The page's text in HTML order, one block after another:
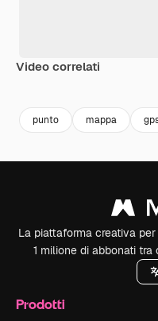
Video correlati
punto mappa
La piattaforma creativa
1 milione di abbonati tra
Prodotti